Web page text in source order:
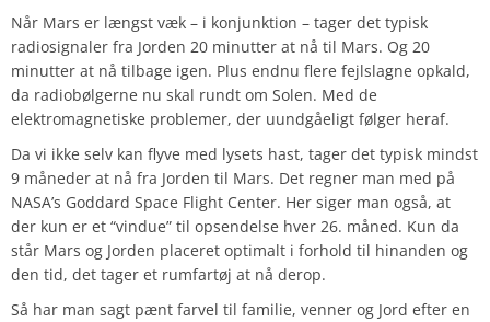
Når Mars er længst væk – i konjunktion – tager det typisk
radiosignaler fra Jorden 20 minutter at nå til Mars. Og 20
minutter at nå tilbage igen. Plus endnu flere fejlslagne opkald,
da radiobølgerne nu skal rundt om Solen. Med de
elektromagnetiske problemer, der uundgåeligt følger heraf.
Da vi ikke selv kan flyve med lysets hast, tager det typisk mindst
9 måneder at nå fra Jorden til Mars. Det regner man med på
NASA’s Goddard Space Flight Center. Her siger man også, at
der kun er et “vindue” til opsendelse hver 26. måned. Kun da
står Mars og Jorden placeret optimalt i forhold til hinanden og
den tid, det tager et rumfartøj at nå derop.
Så har man sagt pænt farvel til familie, venner og Jord efter en